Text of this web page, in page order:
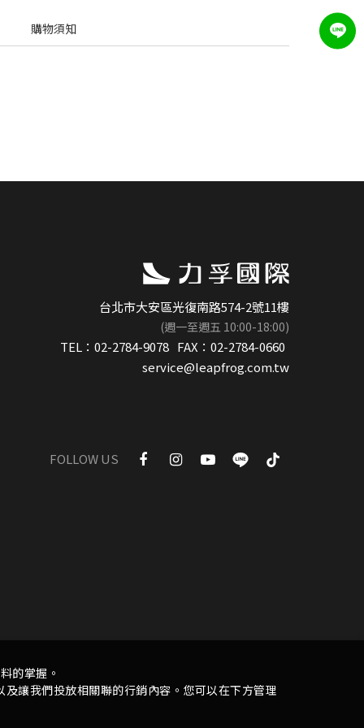
購物須知
台北市大安區光復南路574-2號11樓
(週一至週五 10:00-18:00)
TEL： 02-2784-9078 FAX： 02-2784-0660
service@leapfrog.com.tw
FOLLOW US
的掌握。
讓我們投放相關聯的行銷內容。您可以在下方管理